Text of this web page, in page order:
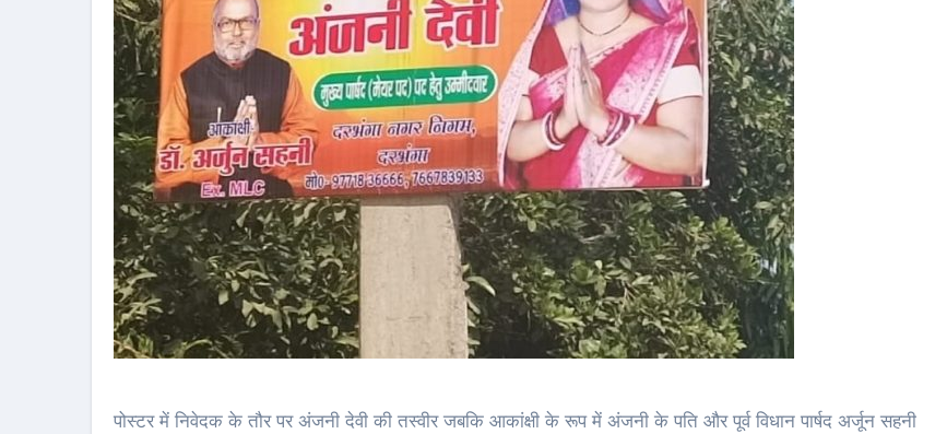
पोस्टर में निवेदक के तौर पर अंजनी देवी की तस्वीर जबकि आकांक्षी के रूप में अंजनी के पति और पूर्व विधान पार्षद अर्जून सहनी